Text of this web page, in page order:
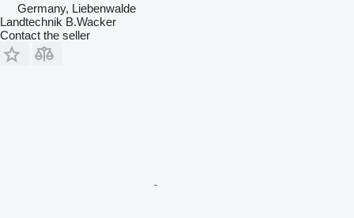
Germany, Liebenwalde
Landtechnik B.Wacker
Contact the seller